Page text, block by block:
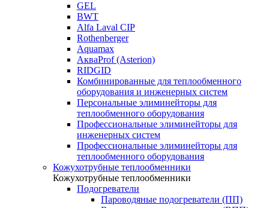
GEL
BWT
Alfa Laval CIP
Rothenberger
Aquamax
АкваProf (Asterion)
RIDGID
Комбинированные для теплообменного
оборудования и инженерных систем
Персональные элиминейторы для
теплообменного оборудования
Профессиональные элиминейторы для
инженерных систем
Профессиональные элиминейторы для
теплообменного оборудования
Кожухотрубные теплообменники
Кожухотрубные теплообменники
Подогреватели
Пароводяные подогреватели (ПП)